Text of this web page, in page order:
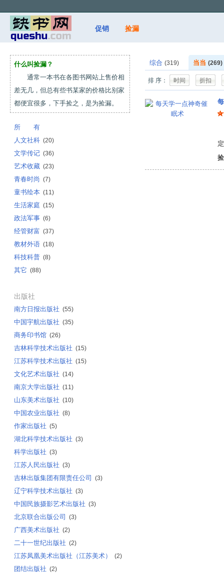
促销 捡漏
什么叫捡漏？
通常一本书在各图书网站上售价相
差无几，但总有些书某家的价格比别家
都便宜很多，下手捡之，是为捡漏。
所 有
人文社科 (20)
文学传记 (36)
艺术收藏 (23)
青春时尚 (7)
童书绘本 (11)
生活家庭 (15)
政法军事 (6)
经管财富 (37)
教材外语 (18)
科技科普 (8)
其它 (88)
出版社
南方日报出版社 (55)
中国宇航出版社 (35)
商务印书馆 (26)
吉林科学技术出版社 (15)
江苏科学技术出版社 (15)
文化艺术出版社 (14)
南京大学出版社 (11)
山东美术出版社 (10)
中国农业出版社 (8)
作家出版社 (5)
湖北科学技术出版社 (3)
科学出版社 (3)
江苏人民出版社 (3)
吉林出版集团有限责任公司 (3)
辽宁科学技术出版社 (3)
中国民族摄影艺术出版社 (3)
北京联合出版公司 (3)
广西美术出版社 (2)
二十一世纪出版社 (2)
江苏凤凰美术出版社（江苏美术） (2)
团结出版社 (2)
综合 (319) 当当 (269)
排 序： 时间 折扣